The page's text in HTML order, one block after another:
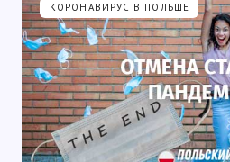
КОРОНАВИРУС В ПОЛЬШЕ